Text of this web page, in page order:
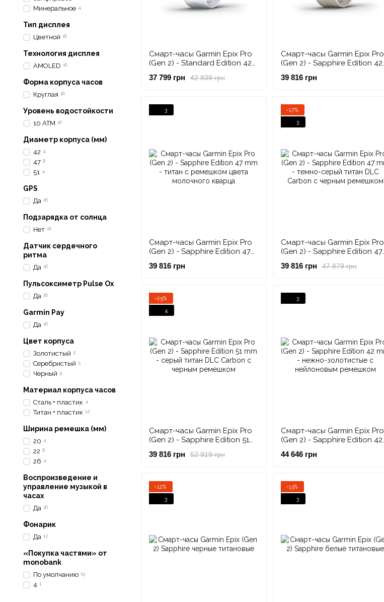
Смарт-часы Garmin Epix Pro
(Gen 2) - Standard Edition 42
ремешком цвета молочного
42 839 грн
37 799 грн
Смарт-часы Garmin Epix Pro
(Gen 2) - Sapphire Edition 42
светло-песочным ремешком
39 816 грн
3
Смарт-часы Garmin Epix Pro
(Gen 2) - Sapphire Edition 47
цвета молочного кварца
39 816 грн
−17%
3
Смарт-часы Garmin Epix Pro
(Gen 2) - Sapphire Edition 47
Carbon с черным ремешком
47 879 грн
39 816 грн
−25%
4
Смарт-часы Garmin Epix Pro
(Gen 2) - Sapphire Edition 51
Carbon с черным ремешком
52 919 грн
39 816 грн
3
Смарт-часы Garmin Epix Pro
(Gen 2) - Sapphire Edition 42
нейлоновым ремешком
44 646 грн
−12%
3
−13%
3
Минеральное 4
Тип дисплея
Цветной 16
Технология дисплея
AMOLED 16
Форма корпуса часов
Круглая 16
Уровень водостойкости
10 АТМ 16
Диаметр корпуса (мм)
42 4
47 8
51 4
GPS
Да 16
Подзарядка от солнца
Нет 16
Датчик сердечного
ритма
Да 16
Пульсоксиметр Pulse Ox
Да 16
Garmin Pay
Да 16
Цвет корпуса
Золотистый 2
Серебристый 5
Черный 9
Материал корпуса часов
Сталь + пластик 4
Титан + пластик 12
Ширина ремешка (мм)
20 4
22 8
26 4
Воспроизведение и
управление музыкой в
часах
Да 16
Фонарик
Да 12
«Покупка частями» от
monobank
По умолчанию 15
4 1